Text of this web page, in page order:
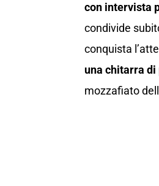
con intervista
condivide
conquista
una chitarra
mozzafiato